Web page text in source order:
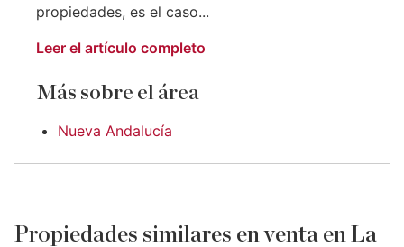
propiedades, es el caso...
Leer el artículo completo
Más sobre el área
Nueva Andalucía
Propiedades similares en venta en La